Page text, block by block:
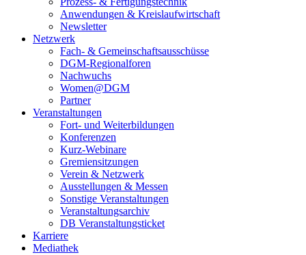
Anwendungen & Kreislaufwirtschaft
Newsletter
Netzwerk
Fach- & Gemeinschaftsausschüsse
DGM-Regionalforen
Nachwuchs
Women@DGM
Partner
Veranstaltungen
Fort- und Weiterbildungen
Konferenzen
Kurz-Webinare
Gremiensitzungen
Verein & Netzwerk
Ausstellungen & Messen
Sonstige Veranstaltungen
Veranstaltungsarchiv
DB Veranstaltungsticket
Karriere
Mediathek